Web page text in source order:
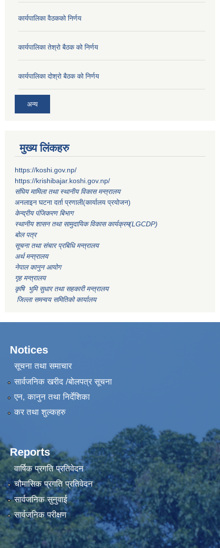
कार्यपालिका वैठकको निर्णय
कार्यपालिका तेश्रो बैठक को निर्णय
कार्यपालिका दोश्रो बैठक को निर्णय
अन्य
मुख्य लिंकहरु
https://koshi.gov.np/
https://krishibajar.koshi.gov.np/
संघिय मामिला तथा स्थानीय विकास मन्त्रालय
अनलाइन घटना दर्ता प्रणाली(कार्यालय प्रयोजन)
केन्द्रीय पंजिकरण बिभाग
स्थानीय शासन तथा सामुदायिक विकास कार्यक्रम(LGCDP)
बोल पत्र
सूचना तथा संचार प्रबिधि मन्त्रालय
अर्थ मन्त्रालय
नेपाल कानुन आयोग
गृह मन्त्रालय
कृषि भुमि सुधार तथा सहकारी मन्त्रालय
जिल्ला समन्वय समितिको कार्यालय
Notices
सूचना तथा समाचार
सार्वजनिक खरीद /बोलपत्र सूचना
एन, कानुन तथा निर्देशिका
कर तथा शुल्कहरु
Reports
वार्षिक प्रगति प्रतिवेदन
चौमासिक प्रगति प्रतिवेदन
सार्वजनिक सुनुवाई
सार्वजनिक परीक्षण